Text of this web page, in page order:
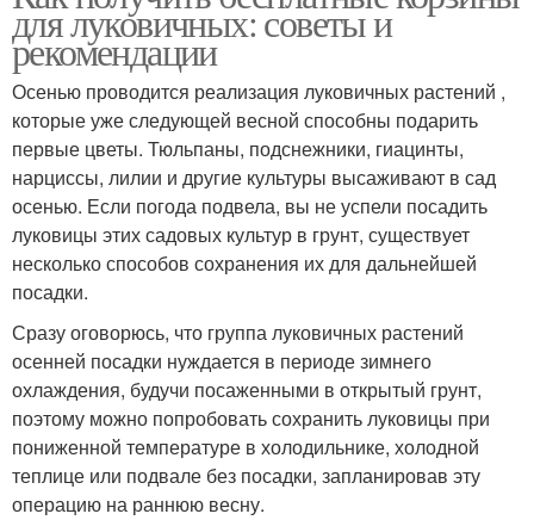
для луковичных: советы и
рекомендации
Осенью проводится реализация луковичных растений ,
которые уже следующей весной способны подарить
первые цветы. Тюльпаны, подснежники, гиацинты,
нарциссы, лилии и другие культуры высаживают в сад
осенью. Если погода подвела, вы не успели посадить
луковицы этих садовых культур в грунт, существует
несколько способов сохранения их для дальнейшей
посадки.
Сразу оговорюсь, что группа луковичных растений
осенней посадки нуждается в периоде зимнего
охлаждения, будучи посаженными в открытый грунт,
поэтому можно попробовать сохранить луковицы при
пониженной температуре в холодильнике, холодной
теплице или подвале без посадки, запланировав эту
операцию на раннюю весну.